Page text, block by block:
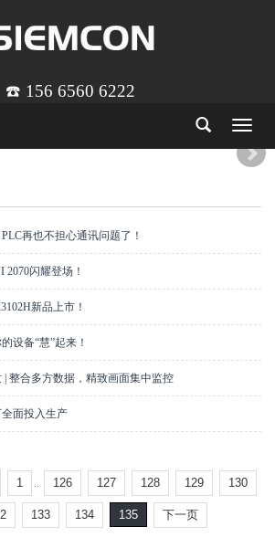
☎️ 156 6560 6222
Toggle
再也不担心通讯问题了！
闪耀登场！
新品上市！
设备“慧”起来！
| 整合多方数据，精致画面集中监控
面投入生产
1 .. 126 127 128 129 130
133 134 135 下一页